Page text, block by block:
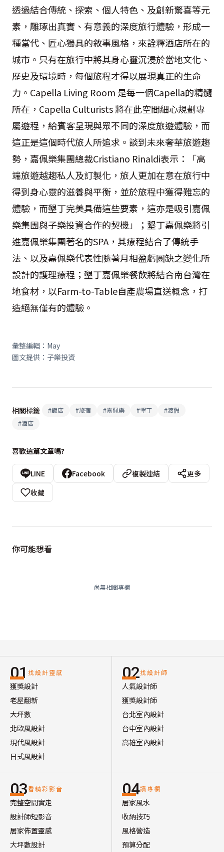
透過結合傳統、探索、個人特色、及創新驚喜等元
素，雕琢出真實、有意義的深度旅行體驗，形成一
種當代、匠心獨具的敘事風格，來詮釋酒店所在的
城市。只有在旅行中將其身心靈沉浸於當地文化、
歷史及環境時，每個旅程才得以展現真正的生命
力。Capella Living Room 是每一個Capella的精髓
所在，Capella Culturists 將在此空間細心規劃專
屬遊程，給賓客呈現與眾不同的深度旅遊體驗，而
這正是這個時代旅人所追求。談到未來奢華旅遊趨
勢，嘉佩樂集團總裁Cristiano Rinaldi表示：「高
端旅遊越趨私人及訂製化，旅人更加在意在旅行中
得到身心靈的滋養與平衡，並於旅程中獲得難忘的
體驗，而墾丁完美具備這些要素，這亦是吸引嘉佩
樂集團與子樂投資合作的契機」；墾丁嘉佩樂將引
進嘉佩樂集團著名的SPA，其療程結合了傳統手
法、以及嘉佩樂代表性隨著月相盈虧圓缺之變化所
設計的護理療程；墾丁嘉佩樂餐飲將結合南台灣在
地食材，以Farm-to-Table自產農場直送概念，打
造絕無僅有的體驗。
彙整編輯：May
圖文提供：子樂投資
相關標籤 #飯店 #旅宿 #嘉佩樂 #墾丁 #渡假
#酒店
喜歡這篇文章嗎?
LINE Facebook 複製連結
更多
收藏
你可能想看
尚無相關專欄
01 找設計靈感
獲獎設計
老屋翻新
大坪數
北歐風設計
現代風設計
日式風設計
02找設計師
人氣設計師
獲獎設計師
台北室內設計
台中室內設計
高雄室內設計
03看精彩影音
完整空間實走
設計師短影音
居家佈置靈感
大坪數設計
04讀專欄
居家風水
收納技巧
風格營造
預算分配